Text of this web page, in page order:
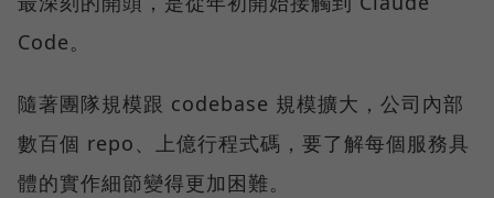
Code。
隨著團隊規模跟 codebase 規模擴大，公司內部
數百個 repo、上億行程式碼，要了解每個服務具
體的實作細節變得更加困難。